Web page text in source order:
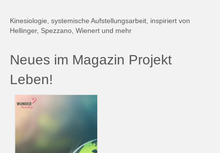
Kinesiologie, systemische Aufstellungsarbeit, inspiriert von
Hellinger, Spezzano, Wienert und mehr
Neues im Magazin Projekt
Leben!